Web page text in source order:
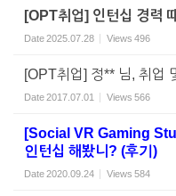
[OPT취업] 인턴십 경력
Date2025.07.28 Views 496
[OPT취업] 정** 님, 취업
Date2017.07.01 Views 566
[Social VR Gaming
인턴십 해봤니? (후기)
Date2020.09.24 Views 584